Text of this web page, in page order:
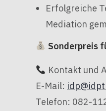
Erfolgreiche
Mediation
Sonderpreis
Kontakt und
E-Mail:
Telefon: 082-